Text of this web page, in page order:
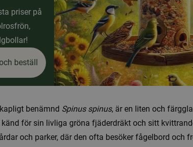
priser på
beställ
benämnd Spinus spinus, är en liten och
för sin livliga gröna fjäderdräkt och sitt
och parker, där den ofta besöker fågelbord och